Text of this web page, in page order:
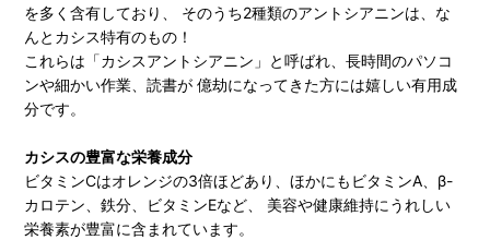
を多く含有しており、 そのうち2種類のアントシアニンは、な
んとカシス特有のもの！
これらは「カシスアントシアニン」と呼ばれ、長時間のパソコ
ンや細かい作業、読書が 億劫になってきた方には嬉しい有用成
分です。
カシスの豊富な栄養成分
ビタミンCはオレンジの3倍ほどあり、ほかにもビタミンA、β-
カロテン、鉄分、ビタミンEなど、 美容や健康維持にうれしい
栄養素が豊富に含まれています。